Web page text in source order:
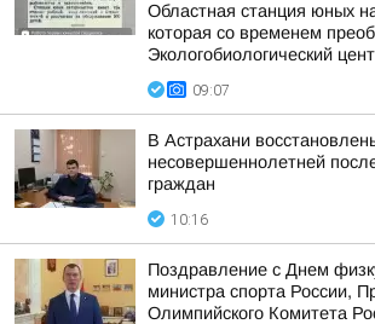
Областная станция юных
которая со временем
Экологобиологический
09:07
В Астрахани
несовершеннолетней
граждан
10:16
Поздравление с Днем
министра спорта России,
Олимпийского Комитета